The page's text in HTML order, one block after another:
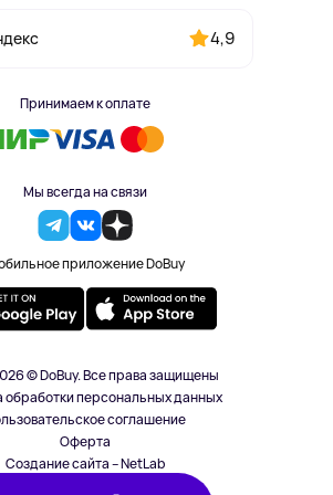
4,9
Принимаем к оплате
Мы всегда на связи
приложение DoBuy
© DoBuy. Все права защищены
обработки персональных данных
соглашение
Оферта
Создание сайта – NetLab